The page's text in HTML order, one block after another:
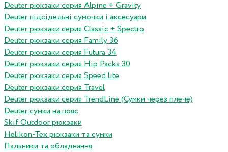
Deuter рюкзаки серия Alpine + Gravity
Deuter підсідельні сумочки і аксесуари
Deuter рюкзаки серия Classic + Spectro
Deuter рюкзаки серия Family 36
Deuter рюкзаки серия Futura 34
Deuter рюкзаки серия Hip Packs 30
Deuter рюкзаки серия Speed lite
Deuter рюкзаки серия Travel
Deuter рюкзаки серия TrendLine (Сумки через плече)
Deuter сумки на пояс
Skif Outdoor рюкзаки
Helikon-Tex рюкзаки та сумки
Пальники та обладнання